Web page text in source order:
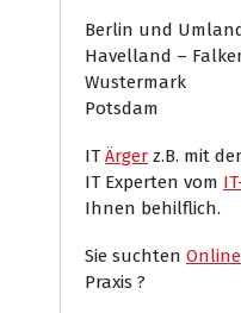
Berlin und
Havelland –
Wustermark
Potsdam
IT Ärger z.B. mit
IT Experten vom
Ihnen behilflich.
Sie suchten
Praxis ?